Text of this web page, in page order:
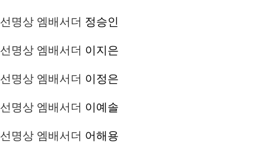
선명상 엠배서더 정승인
선명상 엠배서더 이지은
선명상 엠배서더 이정은
선명상 엠배서더 이예솔
선명상 엠배서더 어해용